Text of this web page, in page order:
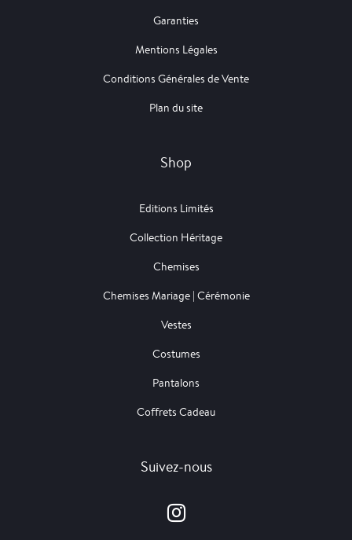
Garanties
Mentions Légales
Conditions Générales de Vente
Plan du site
Shop
Editions Limités
Collection Héritage
Chemises
Chemises Mariage | Cérémonie
Vestes
Costumes
Pantalons
Coffrets Cadeau
Suivez-nous